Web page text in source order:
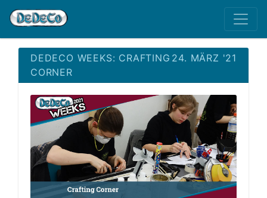
24. MÄRZ '21
DEDECO WEEKS: CRAFTING
CORNER